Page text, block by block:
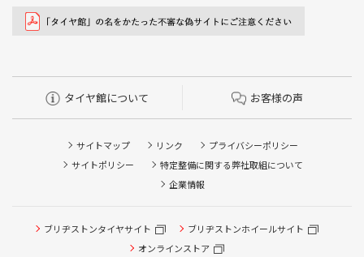
タイヤ館について お客様の声
サイトマップ リンク
プライバシーポリシー
サイトポリシー
特定整備に関する弊社取組について
企業情報
ブリヂストンタイヤサイト
ブリヂストンホイールサイト
オンラインストア